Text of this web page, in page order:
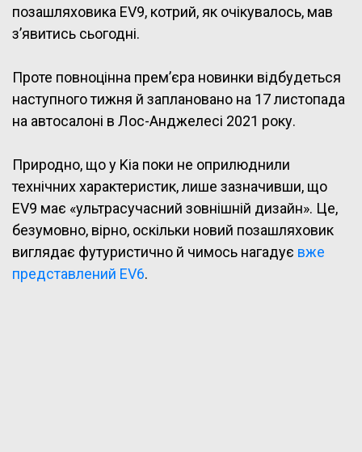
позашляховика EV9, котрий, як очікувалось, мав
з’явитись сьогодні.
Проте повноцінна прем’єра новинки відбудеться
наступного тижня й заплановано на 17 листопада
на автосалоні в Лос-Анджелесі 2021 року.
Природно, що у Kia поки не оприлюднили
технічних характеристик, лише зазначивши, що
EV9 має «ультрасучасний зовнішній дизайн». Це,
безумовно, вірно, оскільки новий позашляховик
виглядає футуристично й чимось нагадує вже
представлений EV6.